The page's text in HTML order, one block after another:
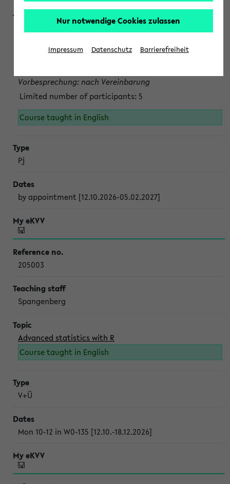
Projektmodul "Bakterielle Biotechnologie"
Persönliche Anmeldung beim Veranstalter ist unbedingt
Vorbesprechung: nach Vereinbarung
Limited number of participants: 5
Course taught in English
Pj
by appointment [12.10.2026-05.02.2027]
205003
Spangenberg
Advanced statistics with R
Course taught in English
V+Ü
Mon 10-12 in W0-135 [12.10.-18.12.2026]
Nur notwendige Cookies zulassen
Impressum Datenschutz Barrierefreiheit